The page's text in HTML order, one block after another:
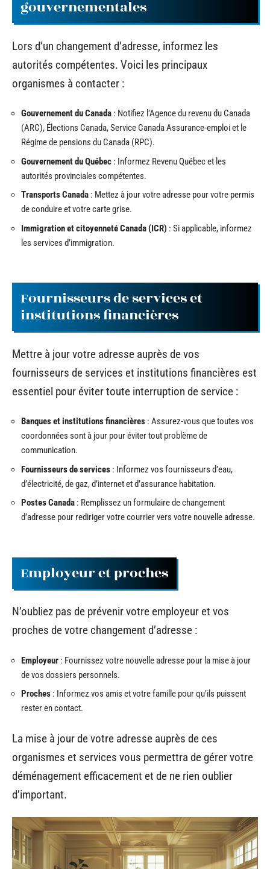
gouvernementales
Lors d’un changement d’adresse, informez les
autorités compétentes. Voici les principaux
organismes à contacter :
Gouvernement du Canada : Notifiez l’Agence du revenu du Canada
(ARC), Élections Canada, Service Canada Assurance-emploi et le
Régime de pensions du Canada (RPC).
Gouvernement du Québec : Informez Revenu Québec et les
autorités provinciales compétentes.
Transports Canada : Mettez à jour votre adresse pour votre permis
de conduire et votre carte grise.
Immigration et citoyenneté Canada (ICR) : Si applicable, informez
les services d’immigration.
Fournisseurs de services et
institutions financières
Mettre à jour votre adresse auprès de vos
fournisseurs de services et institutions financières est
essentiel pour éviter toute interruption de service :
Banques et institutions financières : Assurez-vous que toutes vos
coordonnées sont à jour pour éviter tout problème de
communication.
Fournisseurs de services : Informez vos fournisseurs d’eau,
d’électricité, de gaz, d’internet et d’assurance habitation.
Postes Canada : Remplissez un formulaire de changement
d’adresse pour rediriger votre courrier vers votre nouvelle adresse.
Employeur et proches
N’oubliez pas de prévenir votre employeur et vos
proches de votre changement d’adresse :
Employeur : Fournissez votre nouvelle adresse pour la mise à jour
de vos dossiers personnels.
Proches : Informez vos amis et votre famille pour qu’ils puissent
rester en contact.
La mise à jour de votre adresse auprès de ces
organismes et services vous permettra de gérer votre
déménagement efficacement et de ne rien oublier
d’important.